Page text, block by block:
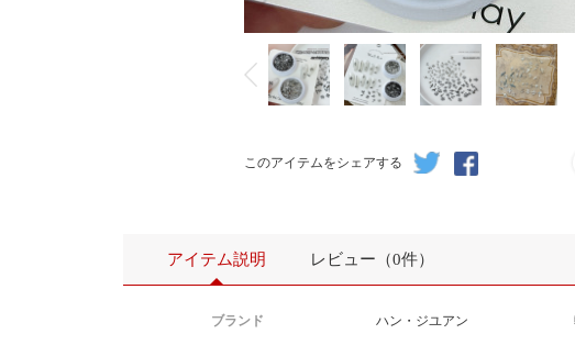
このアイテムをシェアする
アイテム説明 レビュー（0件）
ブランド ハン・ジユアン